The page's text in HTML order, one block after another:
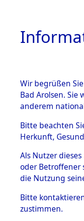
BESTÄNDE
mente
5.
5.3.1
Wir begrüßen
Bad Arolsen.
anderem
Bitte beachten
Herkunft,
Als Nutzer
oder Betroffener
die Nutzung
Bitte
zustimmen.